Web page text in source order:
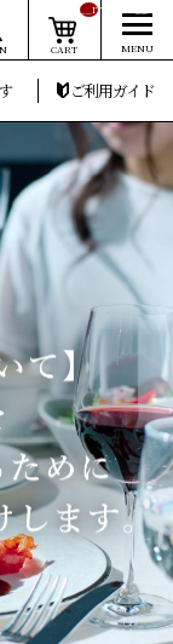
CART
__ITM_CNT__
ご利用ガイド